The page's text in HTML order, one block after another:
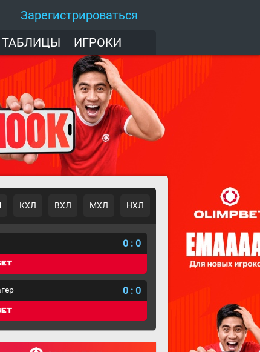
Зарегистрироваться
ТАБЛИЦЫ ИГРОКИ
КХЛ ВХЛ МХЛ НХЛ
0 : 0
0 : 0